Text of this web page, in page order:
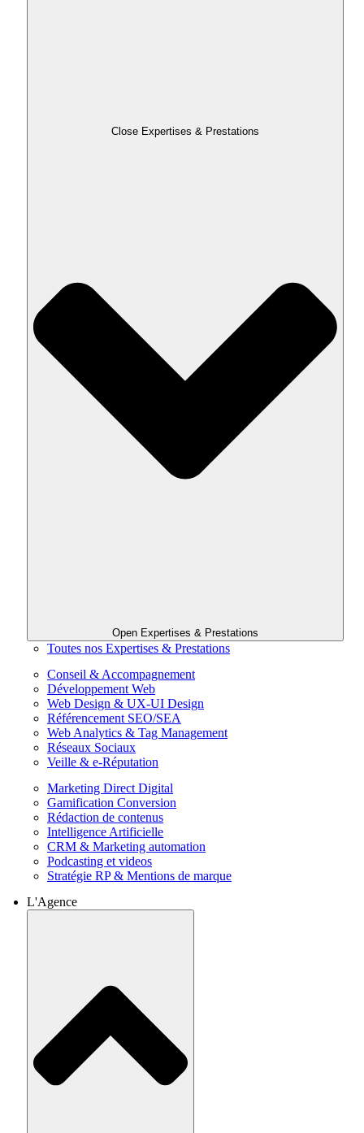
Close Expertises & Prestations
Open Expertises & Prestations
Toutes nos Expertises & Prestations
Conseil & Accompagnement
Développement Web
Web Design & UX-UI Design
Référencement SEO/SEA
Web Analytics & Tag Management
Réseaux Sociaux
Veille & e-Réputation
Marketing Direct Digital
Gamification Conversion
Rédaction de contenus
Intelligence Artificielle
CRM & Marketing automation
Podcasting et videos
Stratégie RP & Mentions de marque
L'Agence